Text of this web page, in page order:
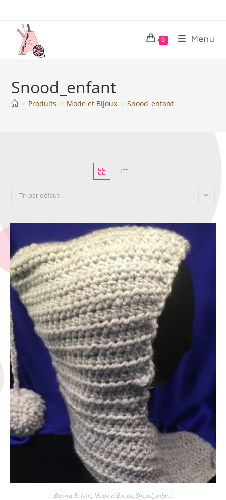
0 Menu
Snood_enfant
> Produits > Mode et Bijoux > Snood_enfant
Tri par défaut
Bonnet Enfant, Mode et Bijoux, Snood_enfant